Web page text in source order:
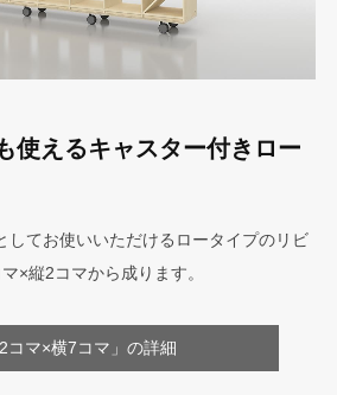
使えるキャスター付きロー
してお使いいただけるロータイプのリビ
×縦2コマから成ります。
2コマ×横7コマ」の詳細